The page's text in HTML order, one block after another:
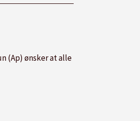
(Ap) ønsker at alle